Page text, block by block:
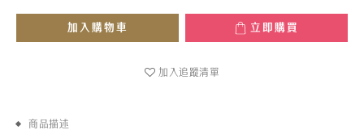
加入購物車 立即購買
加入追蹤清單
商品描述